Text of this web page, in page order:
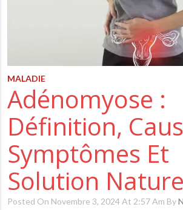
MALADIE
Adénomyose :
Définition,
Symptômes Et
Solution
Posted On Novembre 3, 2024 At 2:57 Am By